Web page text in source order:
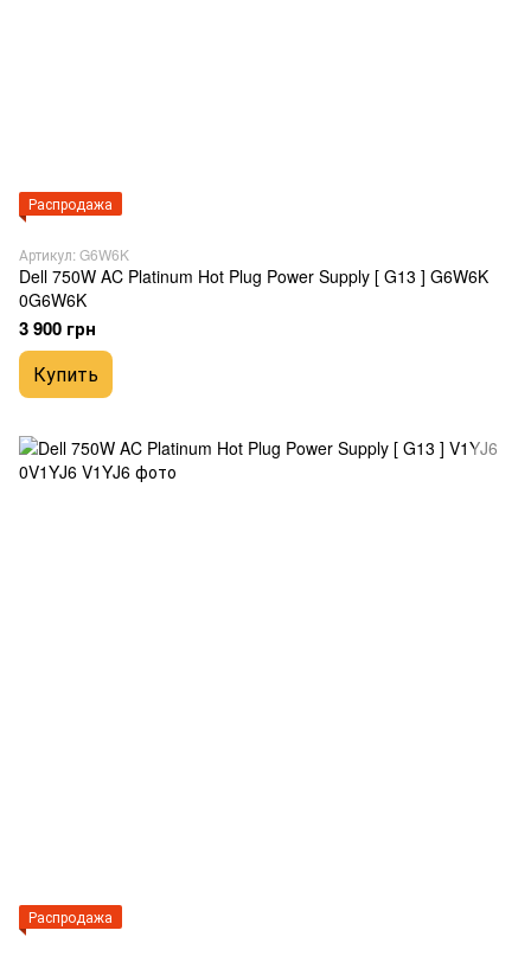
Распродажа
Артикул: G6W6K
Dell 750W AC Platinum Hot Plug Power Supply [ G13 ] G6W6K
0G6W6K
3 900 грн
Купить
Распродажа